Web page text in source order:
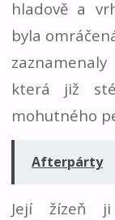
hladově a
byla
která již
mohutného
Afterpárty
Její žízeň